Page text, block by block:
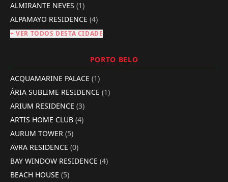
ALMIRANTE NEVES (1)
ALPAMAYO RESIDENCE (4)
+ VER TODOS DESTA CIDADE
PORTO BELO
ACQUAMARINE PALACE (1)
ÁRIA SUBLIME RESIDENCE (1)
ARIUM RESIDENCE (3)
ARTIS HOME CLUB (4)
AURUM TOWER (5)
AVRA RESIDENCE (0)
BAY WINDOW RESIDENCE (4)
BEACH HOUSE (5)